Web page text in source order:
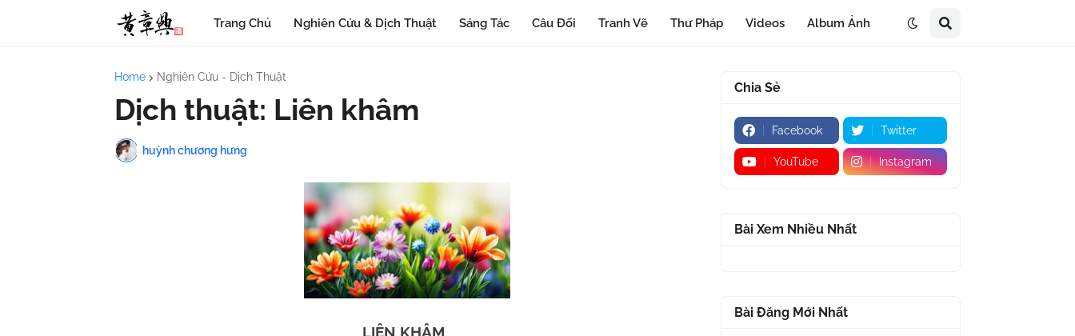
Trang Chủ Nghiên Cứu & Dịch Thuật Sáng Tác Câu Đối Tranh Vẽ Thư Pháp Videos Album Ảnh
Home Nghiên Cứu - Dịch Thuật
Dịch thuật: Liên khâm
huỳnh chương hưng
LIÊN KHÂM
Chia Sẻ
Facebook Twitter
YouTube Instagram
Bài Xem Nhiều Nhất
Bài Đăng Mới Nhất